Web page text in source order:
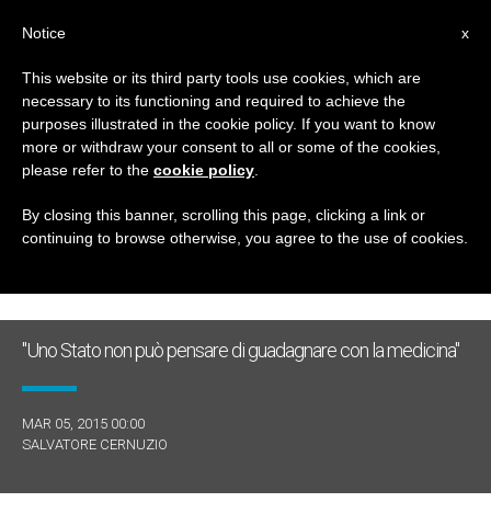
TAG
Posts Tagged ‘dignita’
ULTIME NOTIZIE
"Uno Stato non può pensare di guadagnare con la medicina"
MAR 05, 2015 00:00
SALVATORE CERNUZIO
x
Notice
This website or its third party tools use cookies, which are
necessary to its functioning and required to achieve the
purposes illustrated in the cookie policy. If you want to know
more or withdraw your consent to all or some of the cookies,
please refer to the cookie policy
By closing this banner, scrolling this page, clicking a link or
continuing to browse otherwise, you agree to the use of cookies.